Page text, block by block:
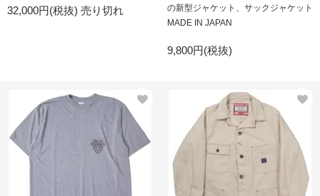
32,000円(税抜) 売り切れ
の新型ジャケット、サックジャケット
MADE IN JAPAN
9,800円(税抜)